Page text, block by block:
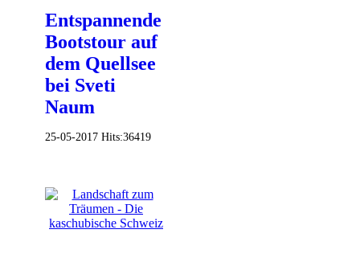
Entspannende
Bootstour auf
dem Quellsee
bei Sveti
Naum
25-05-2017 Hits:36419